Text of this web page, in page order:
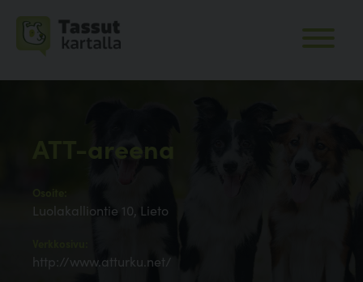
ATT-areena
Osoite:
Luolakalliontie 10, Lieto
http://www.atturku.net/